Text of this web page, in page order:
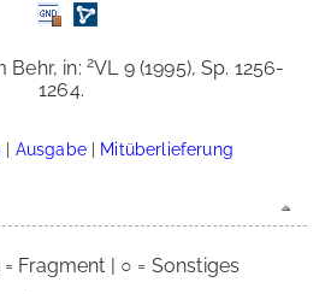
Behr, in: 2VL 9 (1995), Sp. 1256-
1264.
| Ausgabe| Mitüberlieferung
Fragment | ○ = Sonstiges